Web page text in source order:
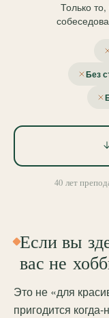
Только
Без
40 лет
Если вы
вас не
Это не «для
пригодится